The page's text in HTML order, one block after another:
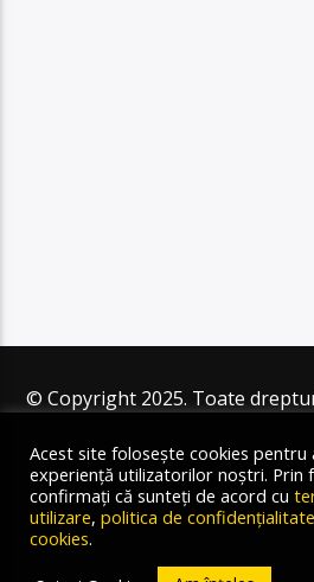
© Copyright 2025. Toate
Acest site folosește cookies pentru
experiență utilizatorilor noștri. Prin
confirmați că sunteți de acord cu
utilizare, politica de
cookies.